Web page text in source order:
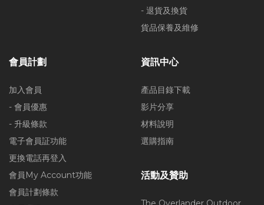
- 退貨及換貨
貨品保養及維修
會員計劃
加入會員
- 會員優惠
- 升級條款
電子會員証功能
更換電話再登入
會員My Account功能
會員計劃條款
資訊中心
產品目錄下載
影片分享
材料說明
選購指南
活動及贊助